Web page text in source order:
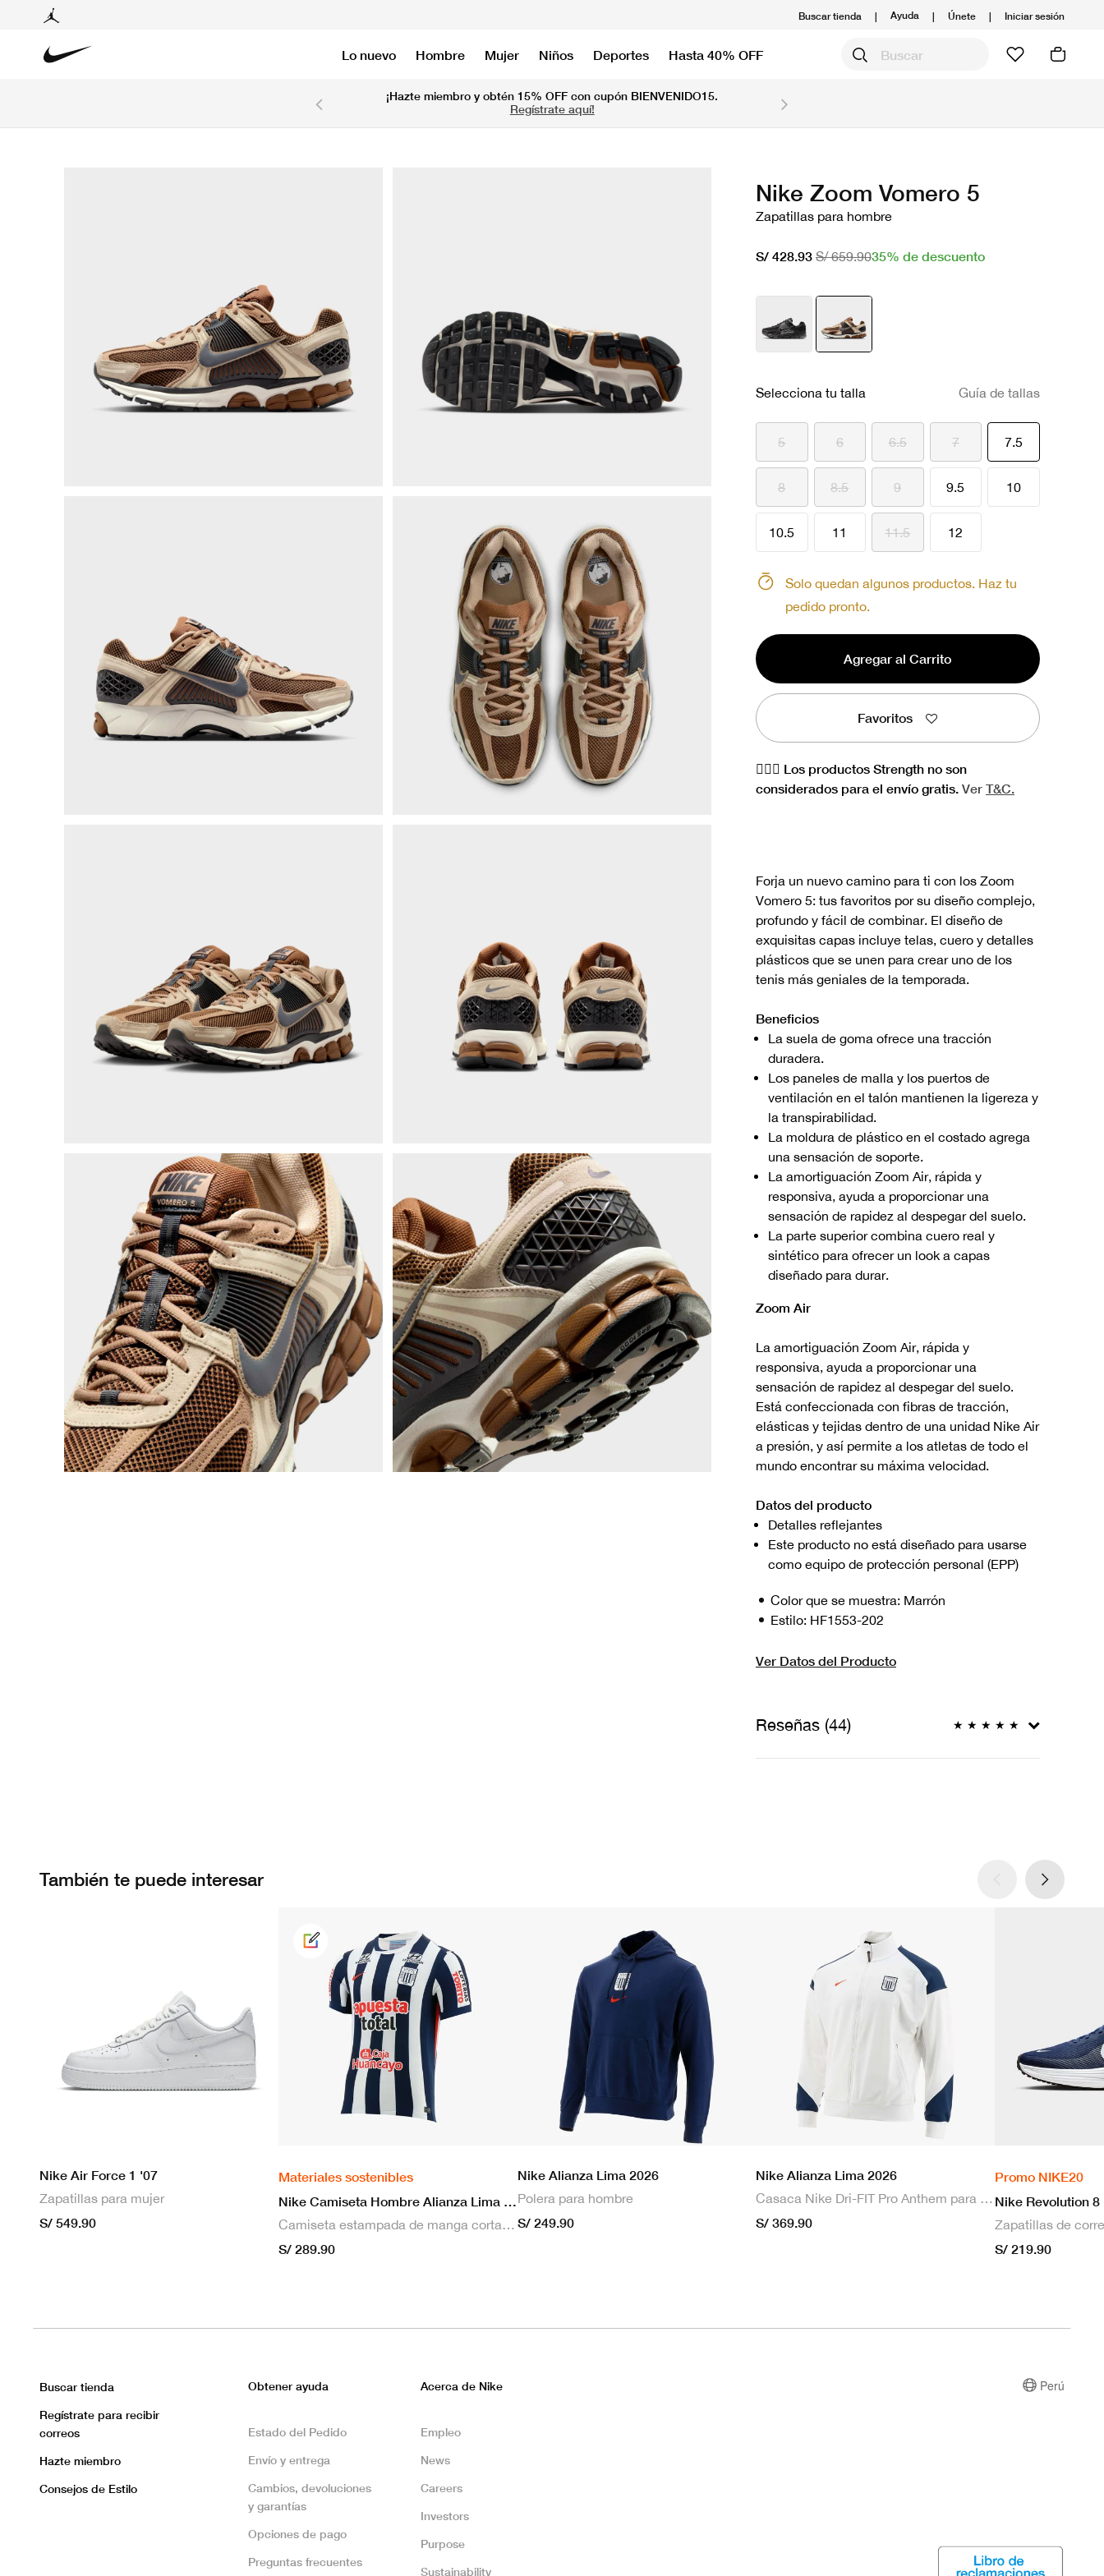
Buscar tienda | Ayuda | Únete | Iniciar sesión
Lo nuevo Hombre Mujer Niños Deportes Hasta 40% OFF
¡Hazte miembro y obtén 15% OFF con cupón BIENVENIDO15.
Regístrate aquí!
Nike Zoom Vomero 5
Zapatillas para hombre
S/ 428.93 S/ 659.9035% de descuento
Selecciona tu talla Guía de tallas
5 6 6.5 7 7.5seleccionado
8 8.5 9 9.5 10
10.5 11 11.5 12
Solo quedan algunos productos. Haz tu
pedido pronto.
Agregar al Carrito
Favoritos
🏋🏻‍♀️ Los productos Strength no son
considerados para el envío gratis. Ver T&C.
Forja un nuevo camino para ti con los Zoom
Vomero 5: tus favoritos por su diseño complejo,
profundo y fácil de combinar. El diseño de
exquisitas capas incluye telas, cuero y detalles
plásticos que se unen para crear uno de los
tenis más geniales de la temporada.
Beneficios
La suela de goma ofrece una tracción
duradera.
Los paneles de malla y los puertos de
ventilación en el talón mantienen la ligereza y
la transpirabilidad.
La moldura de plástico en el costado agrega
una sensación de soporte.
La amortiguación Zoom Air, rápida y
responsiva, ayuda a proporcionar una
sensación de rapidez al despegar del suelo.
La parte superior combina cuero real y
sintético para ofrecer un look a capas
diseñado para durar.
Zoom Air
La amortiguación Zoom Air, rápida y
responsiva, ayuda a proporcionar una
sensación de rapidez al despegar del suelo.
Está confeccionada con fibras de tracción,
elásticas y tejidas dentro de una unidad Nike Air
a presión, y así permite a los atletas de todo el
mundo encontrar su máxima velocidad.
Datos del producto
Detalles reflejantes
Este producto no está diseñado para usarse
como equipo de protección personal (EPP)
Color que se muestra: Marrón
Estilo: HF1553-202
Ver Datos del Producto
Reseñas (44) ★ ★ ★ ★ ★
También te puede interesar
Nike Air Force 1 '07
Zapatillas para mujer
S/ 549.90
Materiales sostenibles
Nike Camiseta Hombre Alianza Lima 2026 Local
Camiseta estampada de manga corta masculina Nike Dri-FIT de Alianza Lima Stadium para hombre
S/ 289.90
Nike Alianza Lima 2026
Polera para hombre
S/ 249.90
Nike Alianza Lima 2026
Casaca Nike Dri-FIT Pro Anthem para hombre
S/ 369.90
Promo NIKE20
Nike Revolution 8
S/ 219.90
Buscar tienda
Regístrate para recibir
correos
Hazte miembro
Consejos de Estilo
Obtener ayuda
Estado del Pedido
Envío y entrega
Cambios, devoluciones
y garantías
Opciones de pago
Preguntas frecuentes
Acerca de Nike
Empleo
News
Careers
Investors
Purpose
Sustainability
Perú